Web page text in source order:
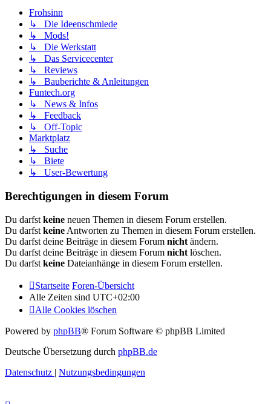
Frohsinn
↳ Die Ideenschmiede
↳ Mods!
↳ Die Werkstatt
↳ Das Servicecenter
↳ Reviews
↳ Bauberichte & Anleitungen
Funtech.org
↳ News & Infos
↳ Feedback
↳ Off-Topic
Marktplatz
↳ Suche
↳ Biete
↳ User-Bewertung
Berechtigungen in diesem Forum
Du darfst keine neuen Themen in diesem Forum erstellen.
Du darfst keine Antworten zu Themen in diesem Forum erstellen.
Du darfst deine Beiträge in diesem Forum nicht ändern.
Du darfst deine Beiträge in diesem Forum nicht löschen.
Du darfst keine Dateianhänge in diesem Forum erstellen.
Startseite Foren-Übersicht
Alle Zeiten sind UTC+02:00
Alle Cookies löschen
Powered by phpBB® Forum Software © phpBB Limited
Deutsche Übersetzung durch phpBB.de
Datenschutz | Nutzungsbedingungen